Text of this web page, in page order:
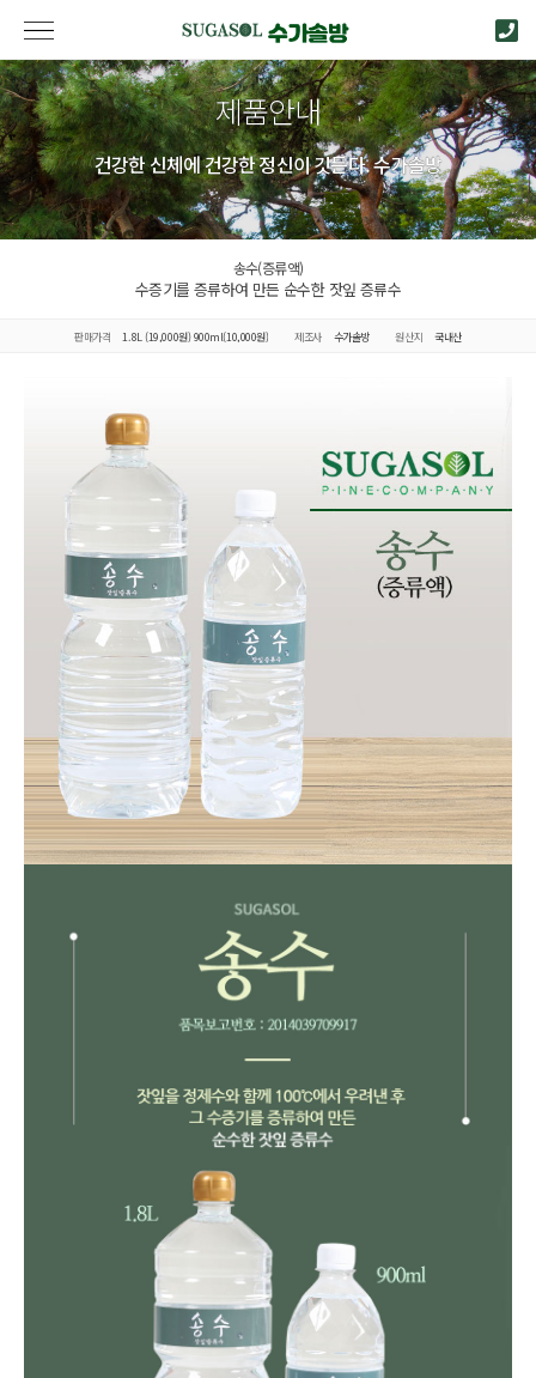
제품안내
건강한 신체에 건강한 정신이 깃든다. 수가솔방
송수(증류액)
수증기를 증류하여 만든 순수한 잣잎 증류수
판매가격 1.8L (19,000원) 900ml(10,000원) 제조사 수가솔방 원산지 국내산